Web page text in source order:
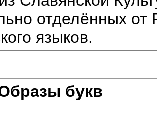
отделённых от
языков.
букв